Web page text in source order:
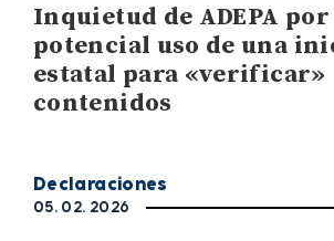
Inquietud de ADEPA
potencial uso de una
estatal para «verificar»
contenidos
Declaraciones
05. 02. 2026